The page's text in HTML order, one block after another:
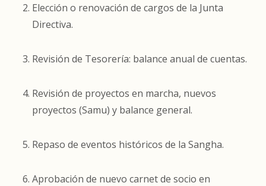
Elección o renovación de cargos de la Junta
Directiva.
Revisión de Tesorería: balance anual de cuentas.
Revisión de proyectos en marcha, nuevos
proyectos (Samu) y balance general.
Repaso de eventos históricos de la Sangha.
Aprobación de nuevo carnet de socio en